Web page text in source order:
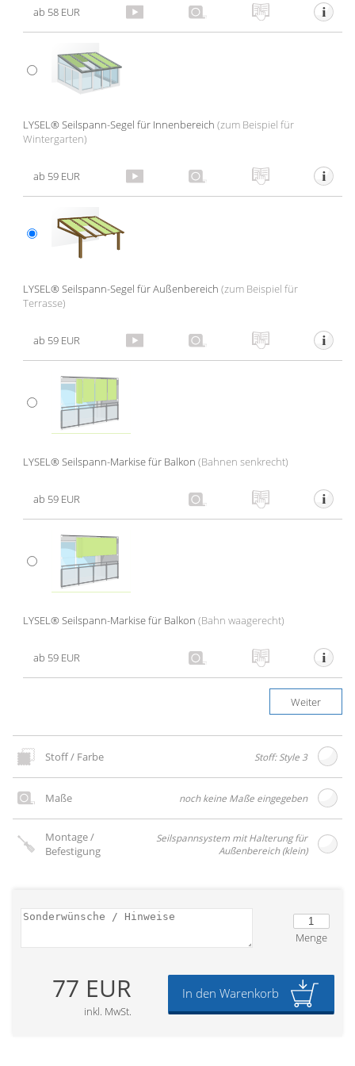
Gardinenstange
Panneaux
ab 58 EUR
LYSEL® Seilspann-Segel für Innenbereich (zum Beispiel für
Wintergarten)
ab 59 EUR
LYSEL® Seilspann-Segel für Außenbereich (zum Beispiel für
Terrasse)
ab 59 EUR
LYSEL® Seilspann-Markise für Balkon (Bahnen senkrecht)
ab 59 EUR
LYSEL® Seilspann-Markise für Balkon (Bahn waagerecht)
ab 59 EUR
Weiter
Stoff / Farbe Stoff: Style 3
Maße noch keine Maße eingegeben
Montage /
Befestigung
Seilspannsystem mit Halterung für
Außenbereich (klein)
Menge
77 EUR
inkl. MwSt.
In den Warenkorb